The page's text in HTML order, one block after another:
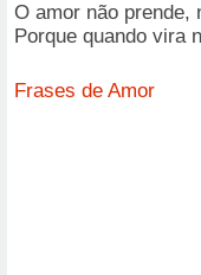
O amor não prende,
Porque quando vira
Frases de Amor